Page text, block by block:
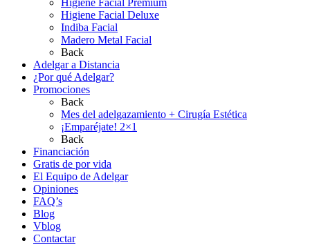
Higiene Facial Deluxe
Indiba Facial
Madero Metal Facial
Back
Adelgar a Distancia
¿Por qué Adelgar?
Promociones
Back
Mes del adelgazamiento + Cirugía Estética
¡Emparéjate! 2×1
Back
Financiación
Gratis de por vida
El Equipo de Adelgar
Opiniones
FAQ’s
Blog
Vblog
Contactar